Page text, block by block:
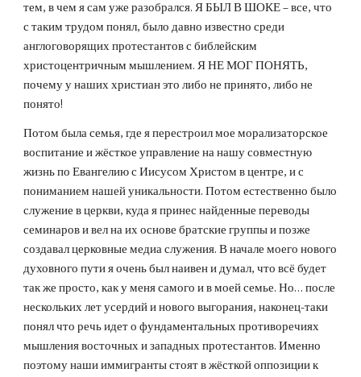
тем, в чем я сам уже разобрался. Я БЫЛ В ШОКЕ – все, что
с таким трудом понял, было давно известно среди
англоговорящих протестантов с библейским
христоцентричным мышлением. Я НЕ МОГ ПОНЯТЬ,
почему у наших христиан это либо не принято, либо не
понято!
Потом была семья, где я перестроил мое морализаторское
воспитание и жёсткое управление на нашу совместную
жизнь по Евангелию с Иисусом Христом в центре, и с
пониманием нашей уникальности. Потом естественно было
служение в церкви, куда я принес найденные переводы
семинаров и вел на их основе братские группы и позже
создавал церковные медиа служения. В начале моего нового
духовного пути я очень был наивен и думал, что всё будет
так же просто, как у меня самого и в моей семье. Но… после
нескольких лет усердий и нового выгорания, наконец-таки
понял что речь идет о фундаментальных противоречиях
мышления восточных и западных протестантов. Именно
поэтому наши иммигранты стоят в жёсткой оппозиции к